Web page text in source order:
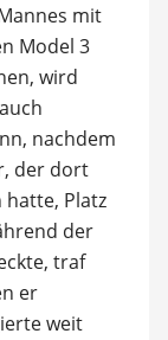
mit
Model 3
wird
nachdem
der dort
Platz
der
traf
er
weit